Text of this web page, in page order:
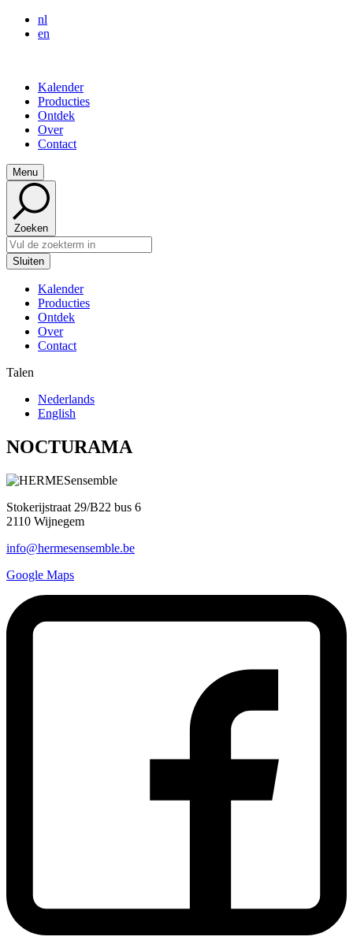
nl
en
Kalender
Producties
Ontdek
Over
Contact
Menu
Zoeken
Sluiten
Kalender
Producties
Ontdek
Over
Contact
Talen
Nederlands
English
NOCTURAMA
Stokerijstraat 29/B22 bus 6
2110 Wijnegem
info@hermesensemble.be
Google Maps